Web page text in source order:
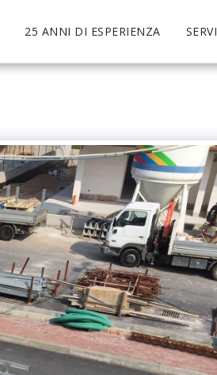
25 ANNI DI ESPERIENZA